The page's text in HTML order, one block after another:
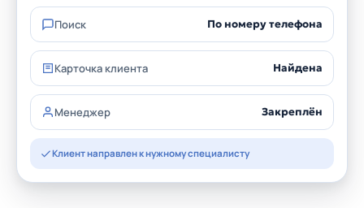
Поиск По номеру телефона
Карточка клиента Найдена
Менеджер Закреплён
Клиент направлен к нужному специалисту